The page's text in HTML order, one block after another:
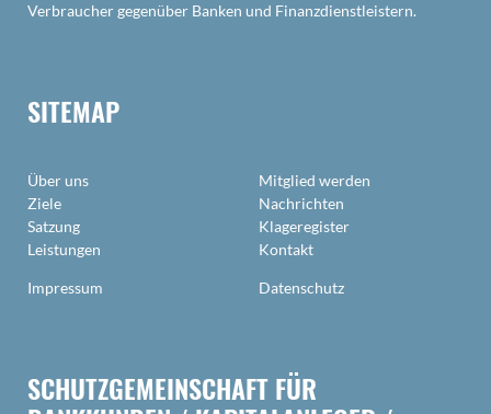
Verbraucher gegenüber Banken und Finanzdienstleistern.
SITEMAP
Über uns
Ziele
Satzung
Leistungen
Impressum
Mitglied werden
Nachrichten
Klageregister
Kontakt
Datenschutz
SCHUTZGEMEINSCHAFT FÜR